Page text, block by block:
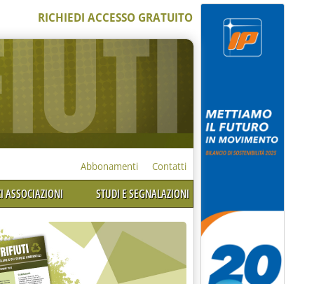
RICHIEDI ACCESSO GRATUITO
Abbonamenti Contatti
ASSOCIAZIONI STUDI E SEGNALAZIONI